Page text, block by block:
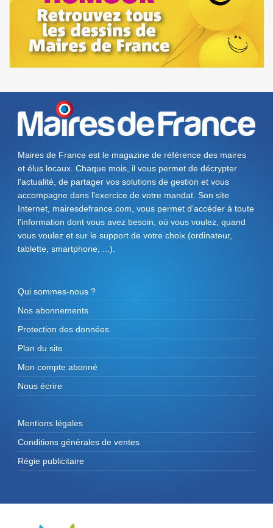
Maires de France est le magazine de référence des maires
et élus locaux. Chaque mois, il vous permet de décrypter
l'actualité, de partager vos solutions de gestion et vous
accompagne dans l'exercice de votre mandat. Son site
Internet, mairesdefrance.com, vous permet d’accéder à toute
l'information dont vous avez besoin, où vous voulez, quand
vous voulez et sur le support de votre choix (ordinateur,
tablette, smartphone, ...).
Qui sommes-nous ?
Nos abonnements
Protection des données
Plan du site
Mon compte abonné
Nous écrire
Mentions légales
Conditions générales de ventes
Régie publicitaire